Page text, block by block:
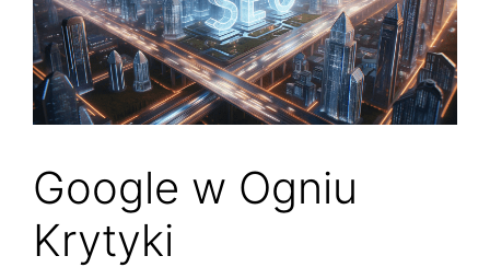
Google w Ogniu
Krytyki